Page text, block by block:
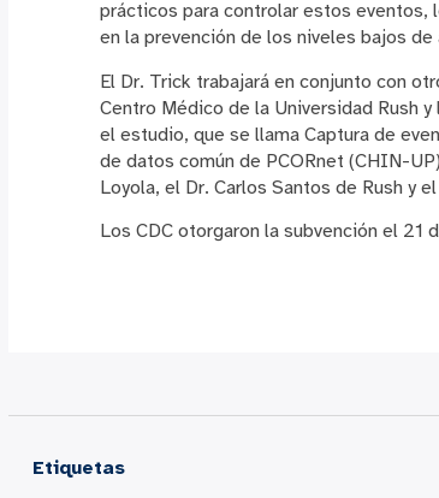
prácticos para controlar estos eventos,
en la prevención de los niveles bajos de
El Dr. Trick trabajará en conjunto con
Centro Médico de la Universidad Rush
el estudio, que se llama Captura de
de datos común de PCORnet (CHIN-
Loyola, el Dr. Carlos Santos de Rush y
Los CDC otorgaron la subvención el 21
Etiquetas